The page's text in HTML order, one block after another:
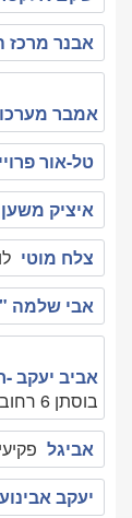
אבנר מרכז
אמבר
טל-אור
איציק
צלח מוטי
אבי שלמה
אביב יעקב -
בוסתן 6 רחובות , 0525326661
אביגל פקיעין 3 רחובות ,
יעקב